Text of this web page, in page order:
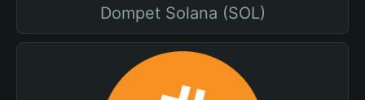
Dompet Solana (SOL)